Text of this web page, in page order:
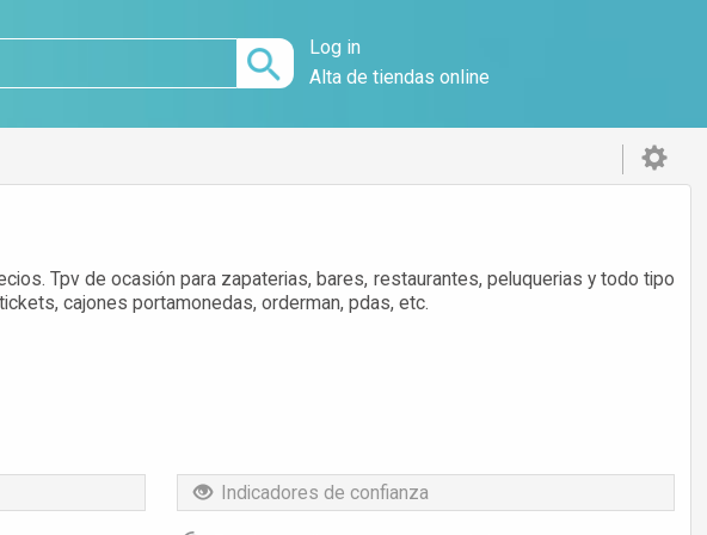
Log in
Alta de tiendas online
Tpv de ocasión para zapaterias, bares, restaurantes, peluquerias y todo tipo
cajones portamonedas, orderman, pdas, etc.
Indicadores de confianza